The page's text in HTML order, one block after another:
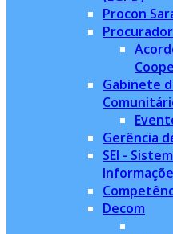
Procon
Gabinete
Gerência
SEI -
Decom